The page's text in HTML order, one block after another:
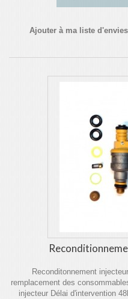
Ajouter à ma liste d'envies
Reconditonnement
remplacement des
injecteur Délai d'intervention